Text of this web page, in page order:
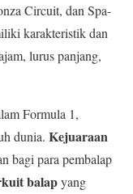
Circuit, dan Spa-
karakteristik dan
lurus panjang,
Formula 1,
dunia. Kejuaraan
bagi para pembalap
balapyang